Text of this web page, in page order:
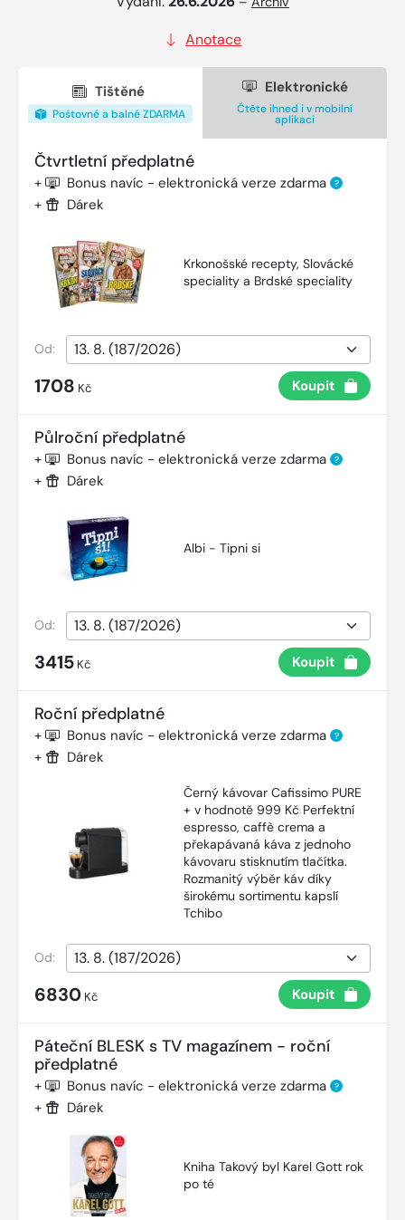
Anotace
Tištěné
Poštovné a balné ZDARMA
Elektronické
Čtěte ihned i v mobilní
aplikaci
Čtvrtletní předplatné
+ Bonus navíc - elektronická verze zdarma ?
+ Dárek
Krkonošské recepty, Slovácké
speciality a Brdské speciality
Od:
1708 Kč Koupit
Půlroční předplatné
+ Bonus navíc - elektronická verze zdarma ?
+ Dárek
Albi - Tipni si
Od:
3415 Kč Koupit
Roční předplatné
+ Bonus navíc - elektronická verze zdarma ?
+ Dárek
Černý kávovar Cafissimo PURE
+ v hodnotě 999 Kč Perfektní
espresso, caffè crema a
překapávaná káva z jednoho
kávovaru stisknutím tlačítka.
Rozmanitý výběr káv díky
širokému sortimentu kapslí
Tchibo
Od:
6830 Kč Koupit
Páteční BLESK s TV magazínem - roční
předplatné
+ Bonus navíc - elektronická verze zdarma ?
+ Dárek
Kniha Takový byl Karel Gott rok
po té